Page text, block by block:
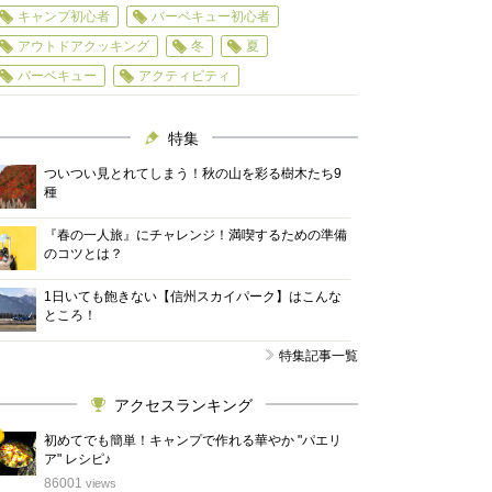
キャンプ初心者
バーベキュー初心者
アウトドアクッキング
冬
夏
バーベキュー
アクティビティ
特集
ついつい見とれてしまう！秋の山を彩る樹木たち9
種
『春の一人旅』にチャレンジ！満喫するための準備
のコツとは？
1日いても飽きない【信州スカイパーク】はこんな
ところ！
特集記事一覧
アクセスランキング
初めてでも簡単！キャンプで作れる華やか "パエリ
ア" レシピ♪
86001 views